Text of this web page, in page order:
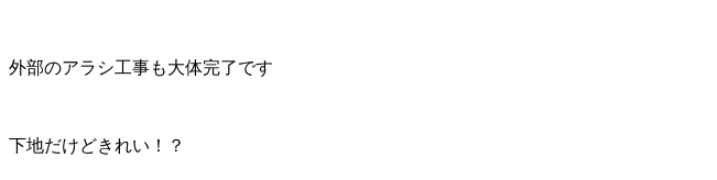
外部のアラシ工事も大体完了です
下地だけどきれい！？